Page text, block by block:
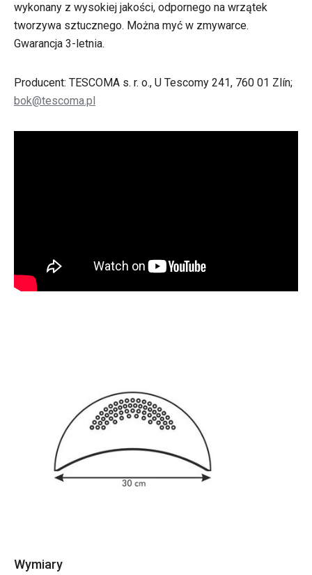
wykonany z wysokiej jakości, odpornego na wrzątek
tworzywa sztucznego. Można myć w zmywarce.
Gwarancja 3-letnia.
Producent: TESCOMA s. r. o., U Tescomy 241, 760 01 Zlín;
bok@tescoma.pl
Wymiary